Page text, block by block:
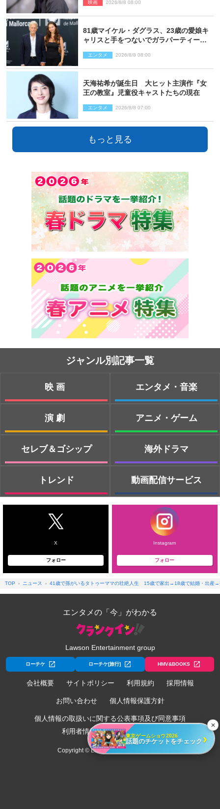
映画 2026/8/8 08:00
81歳マイケル・ダグラス、23歳の愛娘キ
ャリスと手をつないでガラパーティーに
エンタメ 2026/8/8 08:00
天海祐希が誕生日 大ヒット主演作『女
王の教室』児童役キャストたちの現在
エンタメ 2026/8/8 07:00
もっと見る
ジャンル別記事一覧
映画
演劇
セレブ＆ゴシップ
トレンド
エンタメ・音楽
アニメ・ゲーム
海外ドラマ
動画配信サービス
X
フォロー
Instagram
フォロー
TOP ニュース 41歳で孫がいるタトゥーママの壮絶人生 15歳で家出→18歳で結婚・出産→
エンタメの「今」がわかる
Lawson Entertainment group
ローチケ ローチケ[旅行] HMV&BOOKS
会社概要 サイトポリシー 利用規約 採用情報
お問い合わせ 個人情報保護方針
個人情報の取扱いに関する公表事項及び同意事項
利用者情報の外部送信について
Copyright © Lawson Entertainment, Inc.
✕
東京ゲームショウ2026
話題のチケットをチェック ›